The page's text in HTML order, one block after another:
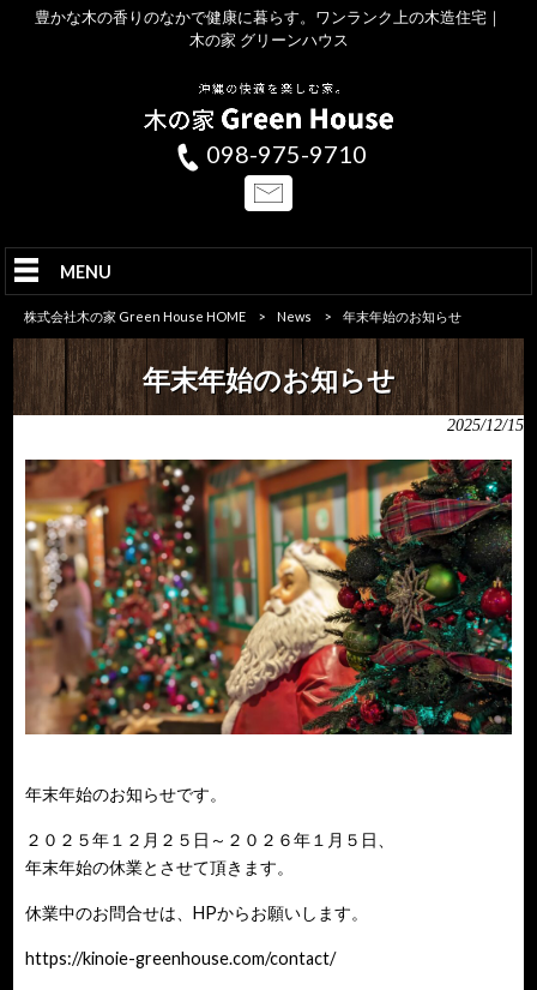
豊かな木の香りのなかで健康に暮らす。ワンランク上の木造住宅｜
木の家 グリーンハウス
098-975-9710
MENU
株式会社木の家 Green House HOME > News > 年末年始のお知らせ
年末年始のお知らせ
2025/12/15
年末年始のお知らせです。
２０２５年１２月２５日～２０２６年１月５日、
年末年始の休業とさせて頂きます。
休業中のお問合せは、HPからお願いします。
https://kinoie-greenhouse.com/contact/